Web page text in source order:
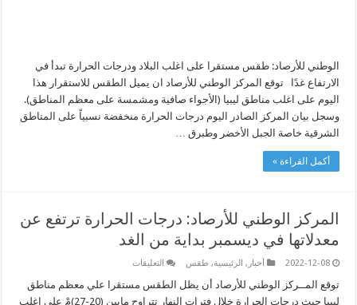
الوطني للأرصاد: طقس مستقرا على اغلب البلاد ودرجات الحرارة تبدأ في
الارتفاع غدًا توقع المركز الوطني للأرصاد ان يميل الطقس للاستقرار هذا
اليوم على اغلب مناطق ليبيا (الأجواء صافية ومشمسة على معظم المناطق).
وسجل بيان المركز الصادر اليوم درجات الحرارة منخفضة نسبياً على المناطق
الشرقية خاصة الجبل الأخضر وطبرق …
أكمل القراءة »
المركز الوطني للأرصاد: درجات الحرارة ترتفع عن
معدلاتها في ديسمبر بداية من الغد
2022-12-08 أخبار , الرئيسية, طقس التعليقات
الوطني
للأرصاد:
توقع المــركز الوطني للأرصاد أن يظل الطقس مستقرا علي معظم مناطق
ليبيا حيث درجات الحرارة خلال فترات النهار تتراوح مابين (20-27)مْ على اغلب